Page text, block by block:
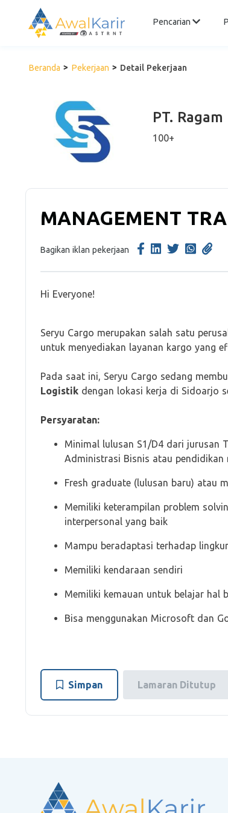
Pencarian
Beranda Pekerjaan Detail Pekerjaan
PT.
100+
MANAGEMENT
Bagikan iklan pekerjaan
Hi Everyone!
Seryu Cargo merupakan salah satu
untuk menyediakan layanan kargo yang
Pada saat ini, Seryu Cargo sedang
Logistik dengan lokasi kerja di Sidoarjo
Persyaratan:
Minimal lulusan S1/D4 dari jurusan
Administrasi Bisnis atau pendidikan
Fresh graduate (lulusan baru) atau
Memiliki keterampilan problem
interpersonal yang baik
Mampu beradaptasi terhadap
Memiliki kendaraan sendiri
Memiliki kemauan untuk belajar hal
Bisa menggunakan Microsoft dan
Simpan Lamaran Ditutup